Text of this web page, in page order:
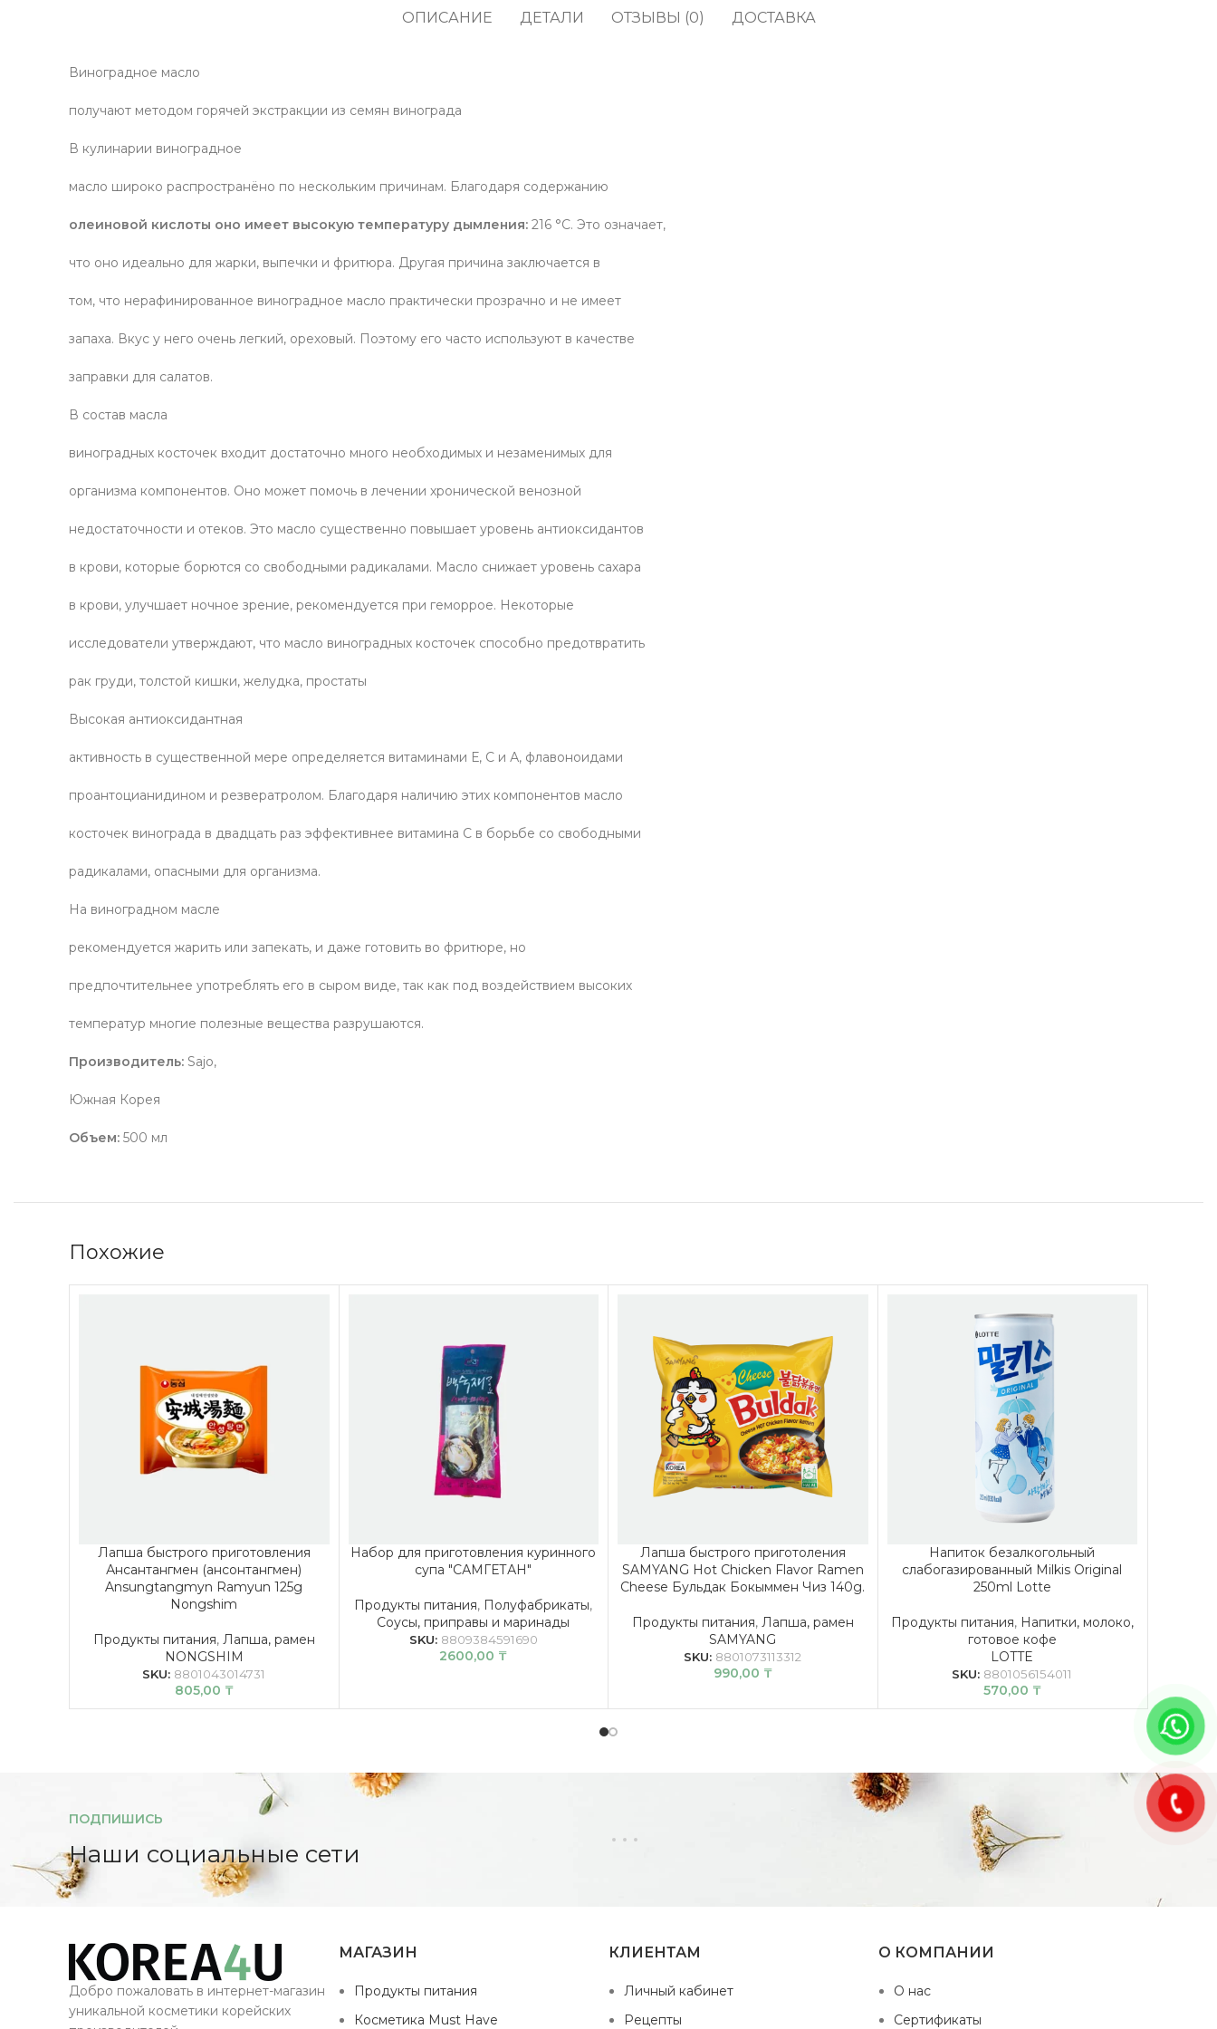
водоросли
кофе
ОПИСАНИЕ ДЕТАЛИ ОТЗЫВЫ (0) ДОСТАВКА
Виноградное масло
получают методом горячей экстракции из семян винограда
В кулинарии виноградное
масло широко распространёно по нескольким причинам. Благодаря содержанию
олеиновой кислоты оно имеет высокую температуру дымления: 216 °С. Это означает,
что оно идеально для жарки, выпечки и фритюра. Другая причина заключается в
том, что нерафинированное виноградное масло практически прозрачно и не имеет
запаха. Вкус у него очень легкий, ореховый. Поэтому его часто используют в качестве
заправки для салатов.
В состав масла
виноградных косточек входит достаточно много необходимых и незаменимых для
организма компонентов. Оно может помочь в лечении хронической венозной
недостаточности и отеков. Это масло существенно повышает уровень антиоксидантов
в крови, которые борются со свободными радикалами. Масло снижает уровень сахара
в крови, улучшает ночное зрение, рекомендуется при геморрое. Некоторые
исследователи утверждают, что масло виноградных косточек способно предотвратить
рак груди, толстой кишки, желудка, простаты
Высокая антиоксидантная
активность в существенной мере определяется витаминами Е, С и А, флавоноидами
проантоцианидином и резвератролом. Благодаря наличию этих компонентов масло
косточек винограда в двадцать раз эффективнее витамина С в борьбе со свободными
радикалами, опасными для организма.
На виноградном масле
рекомендуется жарить или запекать, и даже готовить во фритюре, но
предпочтительнее употреблять его в сыром виде, так как под воздействием высоких
температур многие полезные вещества разрушаются.
Производитель: Sajo,
Южная Корея
Объем: 500 мл
Похожие
Лапша быстрого приготовления
Ансантангмен (ансонтангмен)
Ansungtangmyn Ramyun 125g
Nongshim
Продукты питания, Лапша, рамен
NONGSHIM
SKU: 8801043014731
805,00 ₸
Набор для приготовления куринного
супа "САМГЕТАН"
Продукты питания, Полуфабрикаты,
Соусы, приправы и маринады
SKU: 8809384591690
2600,00 ₸
Лапша быстрого приготоления
SAMYANG Hot Chicken Flavor Ramen
Cheese Бульдак Бокыммен Чиз 140g.
Продукты питания, Лапша, рамен
SAMYANG
SKU: 8801073113312
990,00 ₸
Напиток безалкогольный
слабогазированный Milkis Original
250ml Lotte
Продукты питания, Напитки, молоко,
готовое кофе
LOTTE
SKU: 8801056154011
570,00 ₸
ПОДПИШИСЬ
Наши социальные сети
Добро пожаловать в интернет-магазин
уникальной косметики корейских
МАГАЗИН
Продукты питания
Косметика Must Have
КЛИЕНТАМ
Личный кабинет
Рецепты
О КОМПАНИИ
О нас
Сертификаты